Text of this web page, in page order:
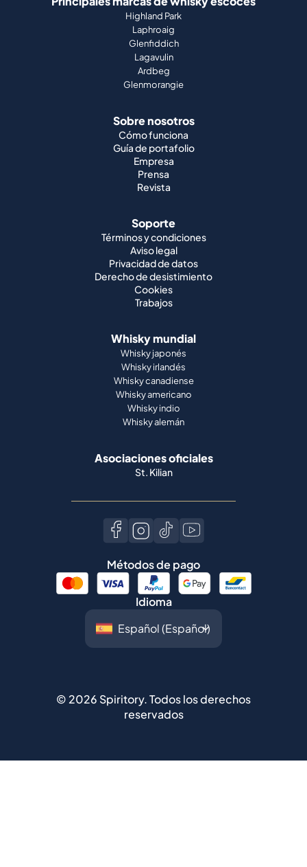
Highland Park
Laphroaig
Glenfiddich
Lagavulin
Ardbeg
Glenmorangie
Sobre nosotros
Cómo funciona
Guía de portafolio
Empresa
Prensa
Revista
Soporte
Términos y condiciones
Aviso legal
Privacidad de datos
Derecho de desistimiento
Cookies
Trabajos
Whisky mundial
Whisky japonés
Whisky irlandés
Whisky canadiense
Whisky americano
Whisky indio
Whisky alemán
Asociaciones oficiales
St. Kilian
Métodos de pago
Idioma
© 2026 Spiritory.Todos los derechos
reservados